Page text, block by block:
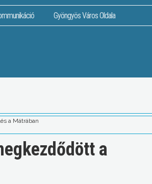
Gyöngyös Város Oldala
a Mátrában
a